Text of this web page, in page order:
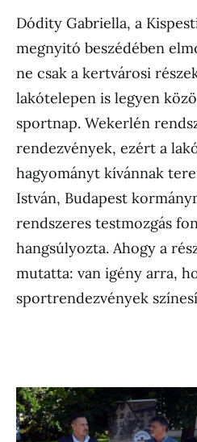
Dódity Gabriella, a
megnyitó beszédében
ne csak a kertvárosi
lakótelepen is legyen
sportnap. Wekerlén
rendezvények, ezért a
hagyományt kívánnak
István, Budapest
rendszeres testmozgás
hangsúlyozta. Ahogy a
mutatta: van igény arra,
sportrendezvények